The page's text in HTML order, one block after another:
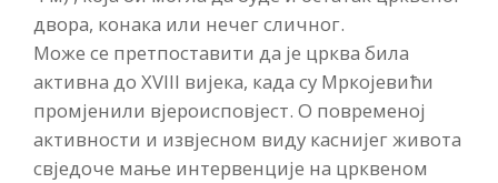
двора, конака или нечег сличног.
Може се претпоставити да је црква била
активна до XVIII вијека, када су Мркојевићи
промјенили вјероисповјест. О повременој
активности и извјесном виду каснијег живота
свједоче мање интервенције на црквеном